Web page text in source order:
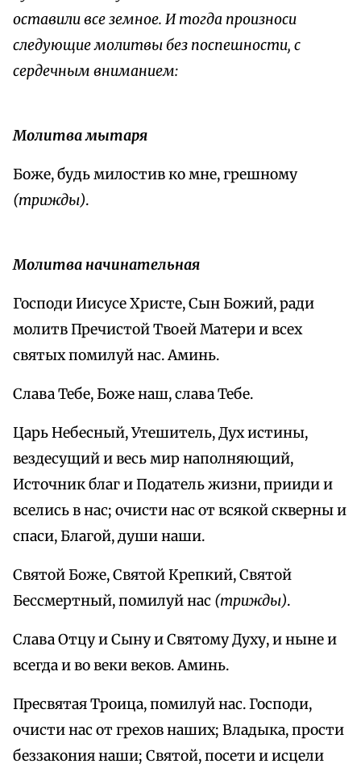
оставили все земное. И тогда произноси
следующие молитвы без поспешности, с
сердечным вниманием:
Молитва мытаря
Боже, будь милостив ко мне, грешному
(трижды).
Молитва начинательная
Господи Иисусе Христе, Сын Божий, ради
молитв Пречистой Твоей Матери и всех
святых помилуй нас. Аминь.
Слава Тебе, Боже наш, слава Тебе.
Царь Небесный, Утешитель, Дух истины,
вездесущий и весь мир наполняющий,
Источник благ и Податель жизни, прииди и
вселись в нас; очисти нас от всякой скверны и
спаси, Благой, души наши.
Святой Боже, Святой Крепкий, Святой
Бессмертный, помилуй нас (трижды).
Слава Отцу и Сыну и Святому Духу, и ныне и
всегда и во веки веков. Аминь.
Пресвятая Троица, помилуй нас. Господи,
очисти нас от грехов наших; Владыка, прости
беззакония наши; Святой, посети и исцели